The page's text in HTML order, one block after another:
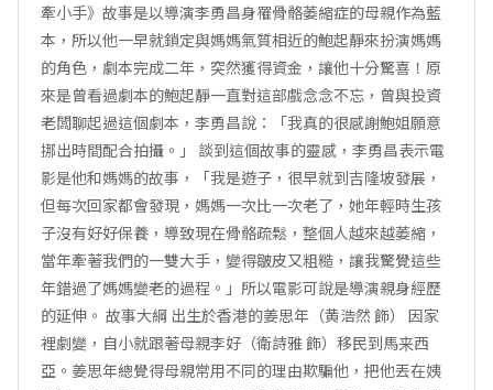
牽小手》故事是以導演李勇昌身罹骨骼萎縮症的母親作為藍
本，所以他一早就鎖定與媽媽氣質相近的鮑起靜來扮演媽媽
的角色，劇本完成二年，突然獲得資金，讓他十分驚喜！原
來是曾看過劇本的鮑起靜一直對這部戲念念不忘，曾與投資
老闆聊起過這個劇本，李勇昌說：「我真的很感謝鮑姐願意
挪出時間配合拍攝。」 談到這個故事的靈感，李勇昌表示電
影是他和媽媽的故事，「我是遊子，很早就到吉隆坡發展，
但每次回家都會發現，媽媽一次比一次老了，她年輕時生孩
子沒有好好保養，導致現在骨骼疏鬆，整個人越來越萎縮，
當年牽著我們的一雙大手，變得皺皮又粗糙，讓我驚覺這些
年錯過了媽媽變老的過程。」所以電影可說是導演親身經歷
的延伸。 故事大綱 出生於香港的姜思年（黄浩然 飾） 因家
裡劇變，自小就跟著母親李好（衛詩雅 飾）移民到馬来西
亞。姜思年總覺得母親常用不同的理由欺騙他，把他丟在姨